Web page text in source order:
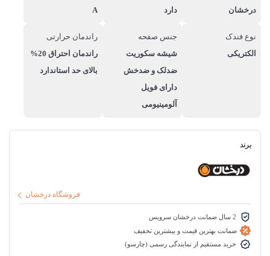
درخشان
دارد
A
نوع فندک
الکتریکی
جنس صفحه
شیشه سکوریت
ضدلک و ضدخش
دارای فویل
آلومینیومی
راندمان حرارتی
راندمان احتراق 20%
بالای حد استاندارد
برند
فروشگاه درخشان
2 سال ضمانت درخشان سرویس
ضمانت بهترین قیمت و بیشترین تخفیف
خرید مستقیم از نمایندگی رسمی (چارسو)